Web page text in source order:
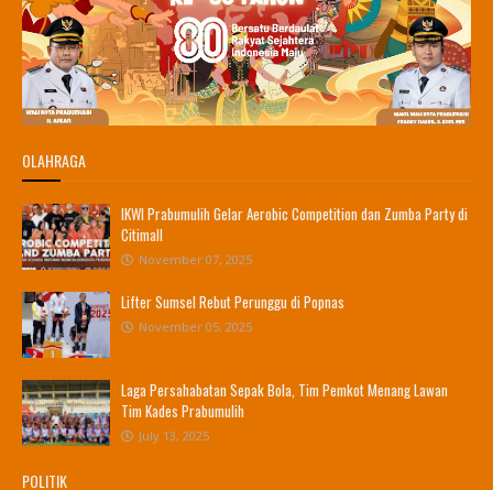
OLAHRAGA
IKWI Prabumulih Gelar Aerobic Competition dan Zumba Party di
Citimall
November 07, 2025
Lifter Sumsel Rebut Perunggu di Popnas
November 05, 2025
Laga Persahabatan Sepak Bola, Tim Pemkot Menang Lawan
Tim Kades Prabumulih
July 13, 2025
POLITIK